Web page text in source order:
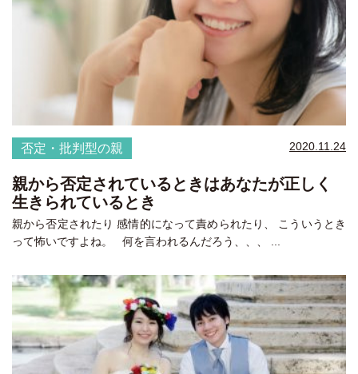
否定・批判型の親 2020.11.24
親から否定されているときはあなたが正しく
生きられているとき
親から否定されたり 感情的になって責められたり、 こういうとき
って怖いですよね。 何を言われるんだろう、、、 ...